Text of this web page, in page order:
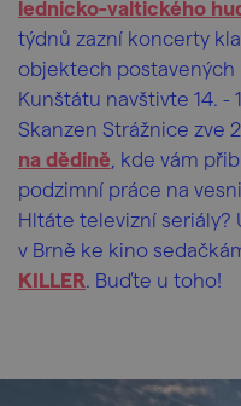
lednicko-valtického
týdnů zazní koncerty
objektech
Kunštátu navštivte 14. -
Skanzen Strážnice zve
na dědině , kde vám
podzimní práce na
Hltáte televizní seriály?
v Brně ke kino
KILLER. Buďte u toho!